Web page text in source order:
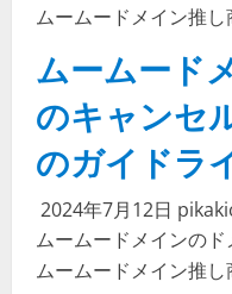
ムームードメイン推し
ムームード
のキャンセ
のガイドラ
2024年7月12日
ムームードメインの
ムームードメイン推し